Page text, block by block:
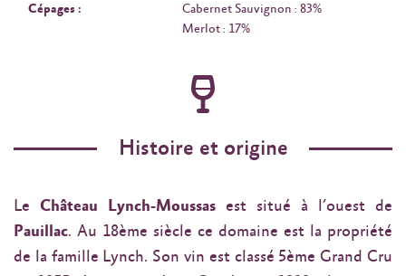
Cépages :
Cabernet Sauvignon : 83%
Merlot : 17%
Histoire et origine
Le Château Lynch-Moussas est situé à l’ouest de
Pauillac. Au 18ème siècle ce domaine est la propriété
de la famille Lynch. Son vin est classé 5ème Grand Cru